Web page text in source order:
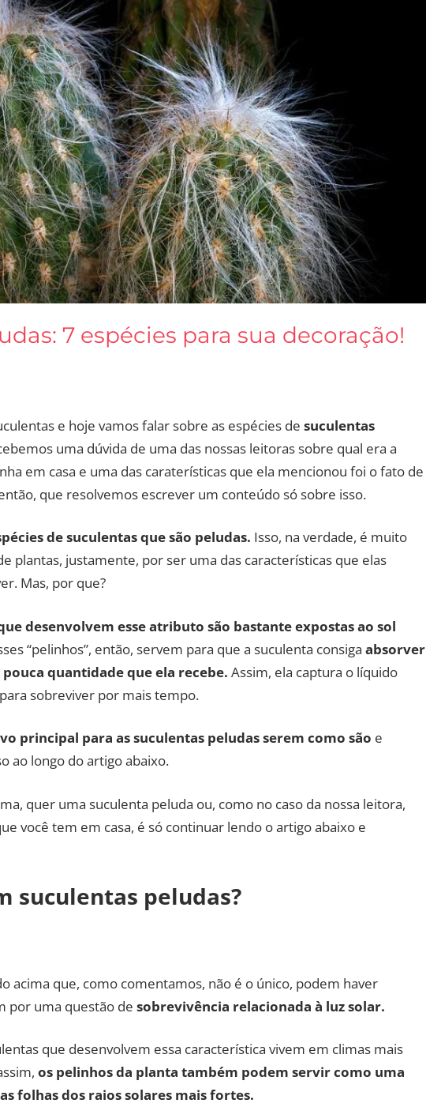
7 espécies para sua decoração!
e hoje vamos falar sobre as espécies de suculentas
uma dúvida de uma das nossas leitoras sobre qual era a
em casa e uma das caraterísticas que ela mencionou foi o fato de
que resolvemos escrever um conteúdo só sobre isso.
de suculentas que são peludas. Isso, na verdade, é muito
plantas, justamente, por ser uma das características que elas
Mas, por que?
desenvolvem esse atributo são bastante expostas ao sol
“pelinhos”, então, servem para que a suculenta consiga absorver
quantidade que ela recebe. Assim, ela captura o líquido
sobreviver por mais tempo.
principal para as suculentas peludas serem como são e
ao longo do artigo abaixo.
quer uma suculenta peluda ou, como no caso da nossa leitora,
você tem em casa, é só continuar lendo o artigo abaixo e
suculentas peludas?
acima que, como comentamos, não é o único, podem haver
por uma questão de sobrevivência relacionada à luz solar.
que desenvolvem essa característica vivem em climas mais
os pelinhos da planta também podem servir como uma
folhas dos raios solares mais fortes.